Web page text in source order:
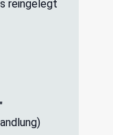
reingelegt